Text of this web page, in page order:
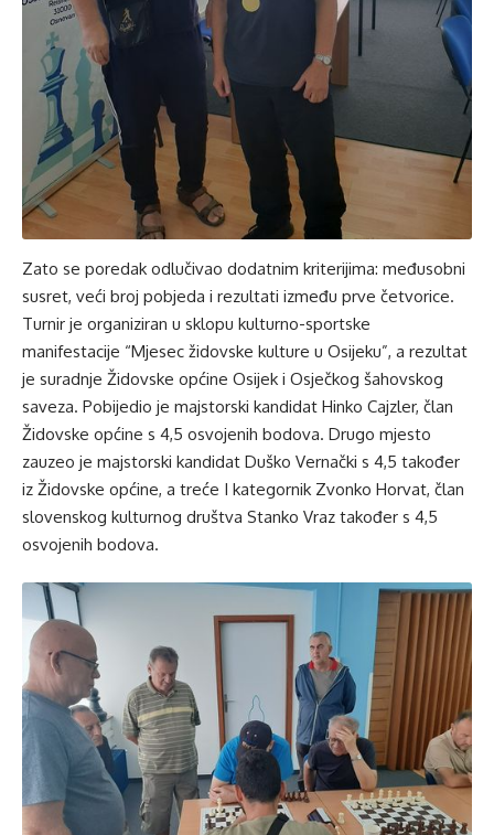
Zato se poredak odlučivao dodatnim kriterijima: međusobni
susret, veći broj pobjeda i rezultati između prve četvorice.
Turnir je organiziran u sklopu kulturno-sportske
manifestacije “Mjesec židovske kulture u Osijeku”, a rezultat
je suradnje Židovske općine Osijek i Osječkog šahovskog
saveza. Pobijedio je majstorski kandidat Hinko Cajzler, član
Židovske općine s 4,5 osvojenih bodova. Drugo mjesto
zauzeo je majstorski kandidat Duško Vernački s 4,5 također
iz Židovske općine, a treće I kategornik Zvonko Horvat, član
slovenskog kulturnog društva Stanko Vraz također s 4,5
osvojenih bodova.